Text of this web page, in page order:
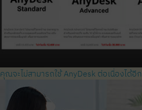
คุณจะไม่สามารถใช้ AnyDesk ต่อเนื่องได้